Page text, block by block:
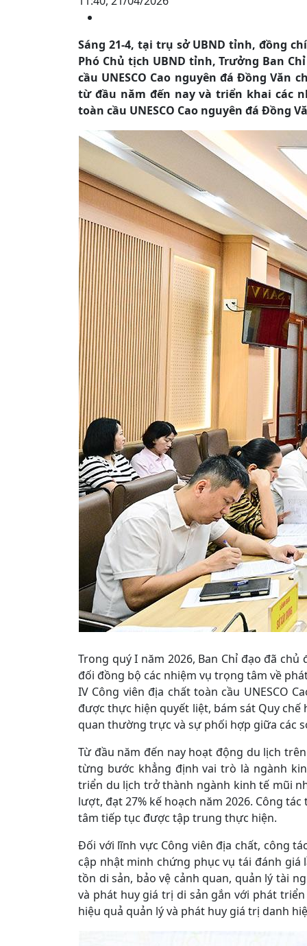
Sáng 21-4, tại trụ sở UBND tỉnh, đồng
Phó Chủ tịch UBND tỉnh, Trưởng Ban
cầu UNESCO Cao nguyên đá Đồng
từ đầu năm đến nay và triển khai các
toàn cầu UNESCO Cao nguyên đá Đồng
Trong quý I năm 2026, Ban Chỉ đạo đã
đối đồng bộ các nhiệm vụ trọng tâm về
IV Công viên địa chất toàn cầu UNESCO
được thực hiện quyết liệt, bám sát Quy
quan thường trực và sự phối hợp giữa các
Từ đầu năm đến nay hoạt động du lịch
từng bước khẳng định vai trò là ngành
triển du lịch trở thành ngành kinh tế mũi
lượt, đạt 27% kế hoạch năm 2026. Công
tâm tiếp tục được tập trung thực hiện.
Đối với lĩnh vực Công viên địa chất, công
cập nhật minh chứng phục vụ tái đánh
tồn di sản, bảo vệ cảnh quan, quản lý tài
và phát huy giá trị di sản gắn với phát
hiệu quả quản lý và phát huy giá trị danh